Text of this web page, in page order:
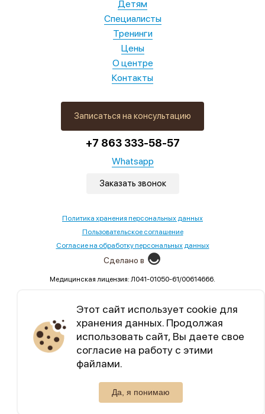
Уникальный контент, бесплатные марафоны по
семейным отношениям.
Записаться на консультацию
+7 863 333-58-57
Whatsapp
Заказать звонок
Детям
Специалисты
Тренинги
Цены
О центре
Контакты
Политика хранения персональных данных
Пользовательское соглашение
Согласие на обработку персональных данных
Сделано в
Медицинская лицензия: Л041-01050-61/00614666.
области,02.09.2022
Этот сайт использует cookie для
хранения данных. Продолжая
использовать сайт, Вы даете свое
согласие на работу с этими
файлами.
Да, я понимаю